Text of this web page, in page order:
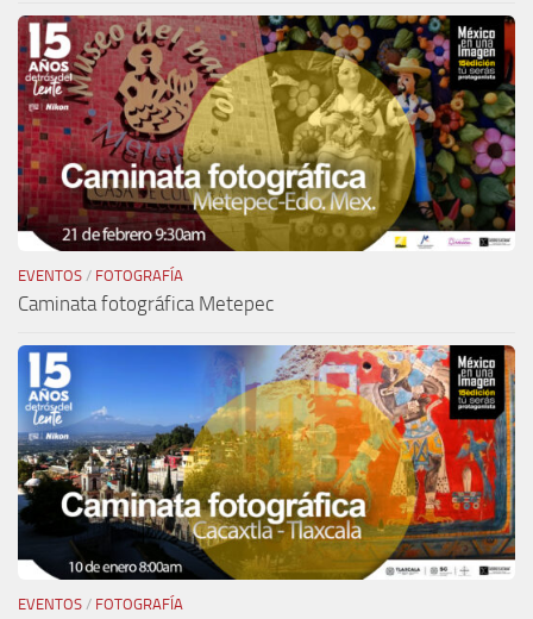
EVENTOS / FOTOGRAFÍA
Caminata fotográfica Metepec
EVENTOS / FOTOGRAFÍA